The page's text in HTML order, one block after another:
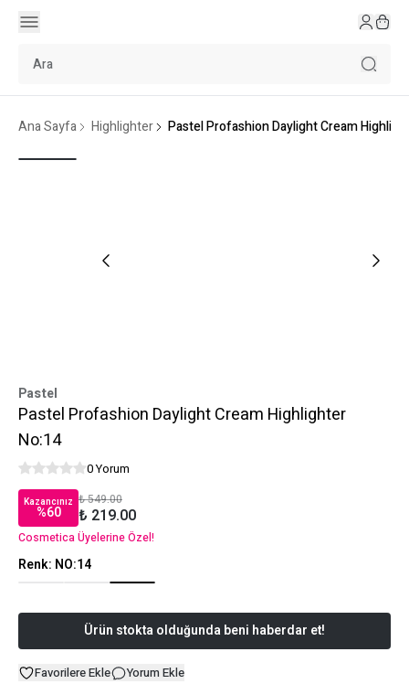
Ana Sayfa Highlighter Pastel Profashion Daylight Cream
Pastel
Pastel Profashion Daylight Cream Highlighter
No:14
0 Yorum
Kazancınız
%60
₺ 549.00
₺ 219.00
Cosmetica Üyelerine Özel!
Renk: NO:14
Ürün stokta olduğunda beni haberdar et!
Favorilere Ekle Yorum Ekle